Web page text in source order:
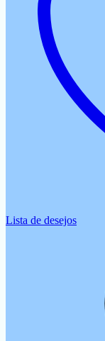
Lista de desejos